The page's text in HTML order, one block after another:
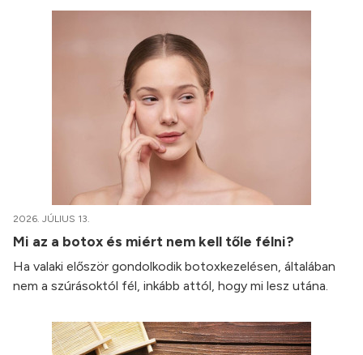
2026. JÚLIUS 13.
Mi az a botox és miért nem kell tőle félni?
Ha valaki először gondolkodik botoxkezelésen, általában
nem a szúrásoktól fél, inkább attól, hogy mi lesz utána.